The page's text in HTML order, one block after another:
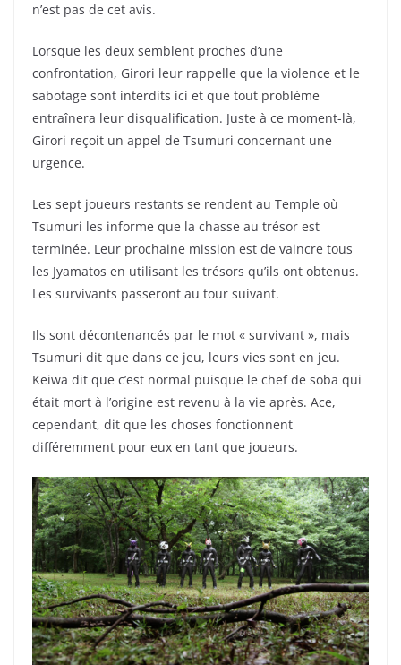
n’est pas de cet avis.
Lorsque les deux semblent proches d’une
confrontation, Girori leur rappelle que la violence et le
sabotage sont interdits ici et que tout problème
entraînera leur disqualification. Juste à ce moment-là,
Girori reçoit un appel de Tsumuri concernant une
urgence.
Les sept joueurs restants se rendent au Temple où
Tsumuri les informe que la chasse au trésor est
terminée. Leur prochaine mission est de vaincre tous
les Jyamatos en utilisant les trésors qu’ils ont obtenus.
Les survivants passeront au tour suivant.
Ils sont décontenancés par le mot « survivant », mais
Tsumuri dit que dans ce jeu, leurs vies sont en jeu.
Keiwa dit que c’est normal puisque le chef de soba qui
était mort à l’origine est revenu à la vie après. Ace,
cependant, dit que les choses fonctionnent
différemment pour eux en tant que joueurs.